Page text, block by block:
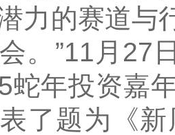
力的赛道与
。”11月27
蛇年投资嘉
了题为《